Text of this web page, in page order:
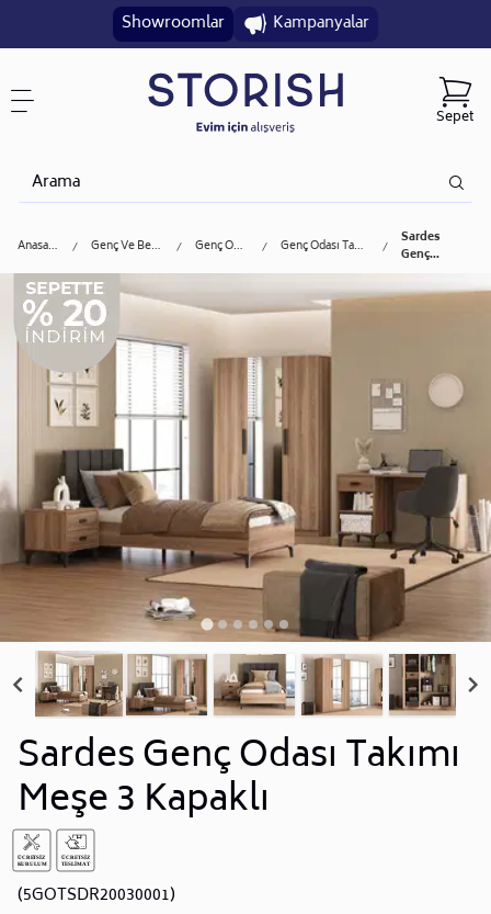
Showroomlar Kampanyalar
Sepet
Anasayfa Genç Ve Bebek Genç Odası Genç Odası Takımı
Sardes
Genç...
Sardes Genç Odası Takımı
Meşe 3 Kapaklı
(5GOTSDR20030001)